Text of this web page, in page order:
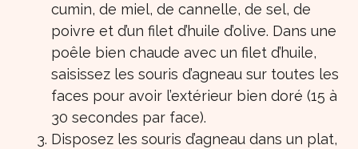
cumin, de miel, de cannelle, de sel, de
poivre et d’un filet d’huile d’olive. Dans une
poêle bien chaude avec un filet d’huile,
saisissez les souris d’agneau sur toutes les
faces pour avoir l’extérieur bien doré (15 à
30 secondes par face).
Disposez les souris d’agneau dans un plat,